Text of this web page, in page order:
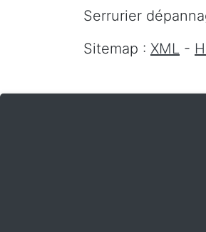
Serrurier
Sitemap : XML -